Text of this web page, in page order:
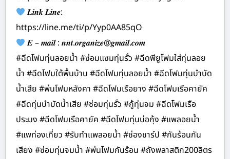
𝑳𝒊𝒏𝒌 𝑳𝒊𝒏𝒆:
https://line.me/ti/p/Yyp0AA85qO
𝑬 – 𝒎𝒂𝒊𝒍 : 𝒏𝒏𝒕.𝒐𝒓𝒈𝒂𝒏𝒊𝒛𝒆@𝒈𝒎𝒂𝒊𝒍.𝒄𝒐𝒎
#ฉีดโฟมทุ่นลอยน้ำ #ซ่อมแซมทุ่นรั่ว #ฉีดพียูโฟมใส่ทุ่นลอย
น้ำ #ฉีดโฟมใต้พื้นบ้าน #ฉีดโฟมทุ่นลอยน้ำ #ฉีดโฟมทุ่นบำบัด
น้ำเสีย #พ่นโฟมหลังคา #ฉีดโฟมเรือยาง #ฉีดโฟมเรือคายัค
#ฉีดทุ่นบำบัดน้ำเสีย #ซ่อมทุ่นรั่ว #กู้ทุ่นจม #ฉีดโฟมเรือ
ประมง #ฉีดโฟมเรือคายัค #ฉีดโฟมทุ่นบ่อกุ้ง #แพลอยน้ำ
#แพท่องเที่ยว #รับทำแพลอยน้ำ #ช่องชาร์ป #กันร้อนกัน
เสียง #ซ่อมทุ่นจมน้ำ #พ่นโฟมกันร้อน #ถังพลาสติก200ลิตร